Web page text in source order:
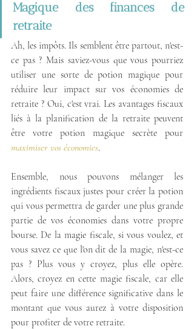
Magique des finances de
retraite
Ah, les impôts. Ils semblent être partout, n'est-
ce pas ? Mais saviez-vous que vous pourriez
utiliser une sorte de potion magique pour
réduire leur impact sur vos économies de
retraite ? Oui, c'est vrai. Les avantages fiscaux
liés à la planification de la retraite peuvent
maximiser vos économies.
Ensemble, nous pouvons mélanger les
ingrédients fiscaux justes pour créer la potion
qui vous permettra de garder une plus grande
partie de vos économies dans votre propre
bourse. De la magie fiscale, si vous voulez, et
vous savez ce que l'on dit de la magie, n'est-ce
pas ? Plus vous y croyez, plus elle opère.
Alors, croyez en cette magie fiscale, car elle
peut faire une différence significative dans le
montant que vous aurez à votre disposition
pour profiter de votre retraite.